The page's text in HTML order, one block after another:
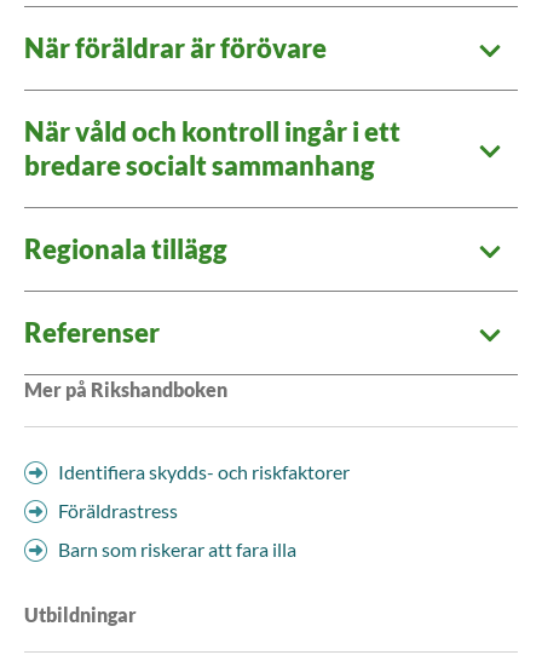
När föräldrar är förövare
När våld och kontroll ingår i ett
bredare socialt sammanhang
Regionala tillägg
Referenser
Mer på Rikshandboken
Identifiera skydds- och riskfaktorer
Föräldrastress
Barn som riskerar att fara illa
Utbildningar